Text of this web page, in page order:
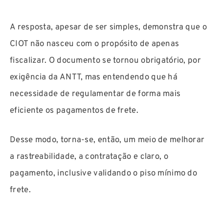
A resposta, apesar de ser simples, demonstra que o
CIOT não nasceu com o propósito de apenas
fiscalizar. O documento se tornou obrigatório, por
exigência da ANTT, mas entendendo que há
necessidade de regulamentar de forma mais
eficiente os pagamentos de frete.
Desse modo, torna-se, então, um meio de melhorar
a rastreabilidade, a contratação e claro, o
pagamento, inclusive validando o piso mínimo do
frete.